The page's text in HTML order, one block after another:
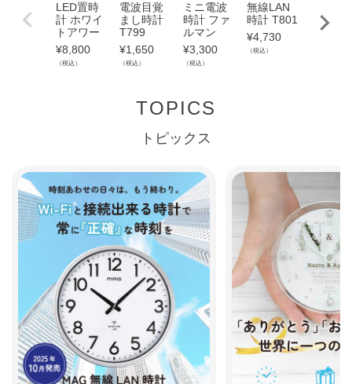
LED置時
計 ホワイ
トアワー
¥8,800
（税込）
電波目覚
まし時計
T799
¥1,650
（税込）
ミニ電波
時計 ファ
ルマン
¥3,300
（税込）
無線LAN
時計 T801
¥4,730
（税込）
時計 セ
トレス
TOPICS
トピックス